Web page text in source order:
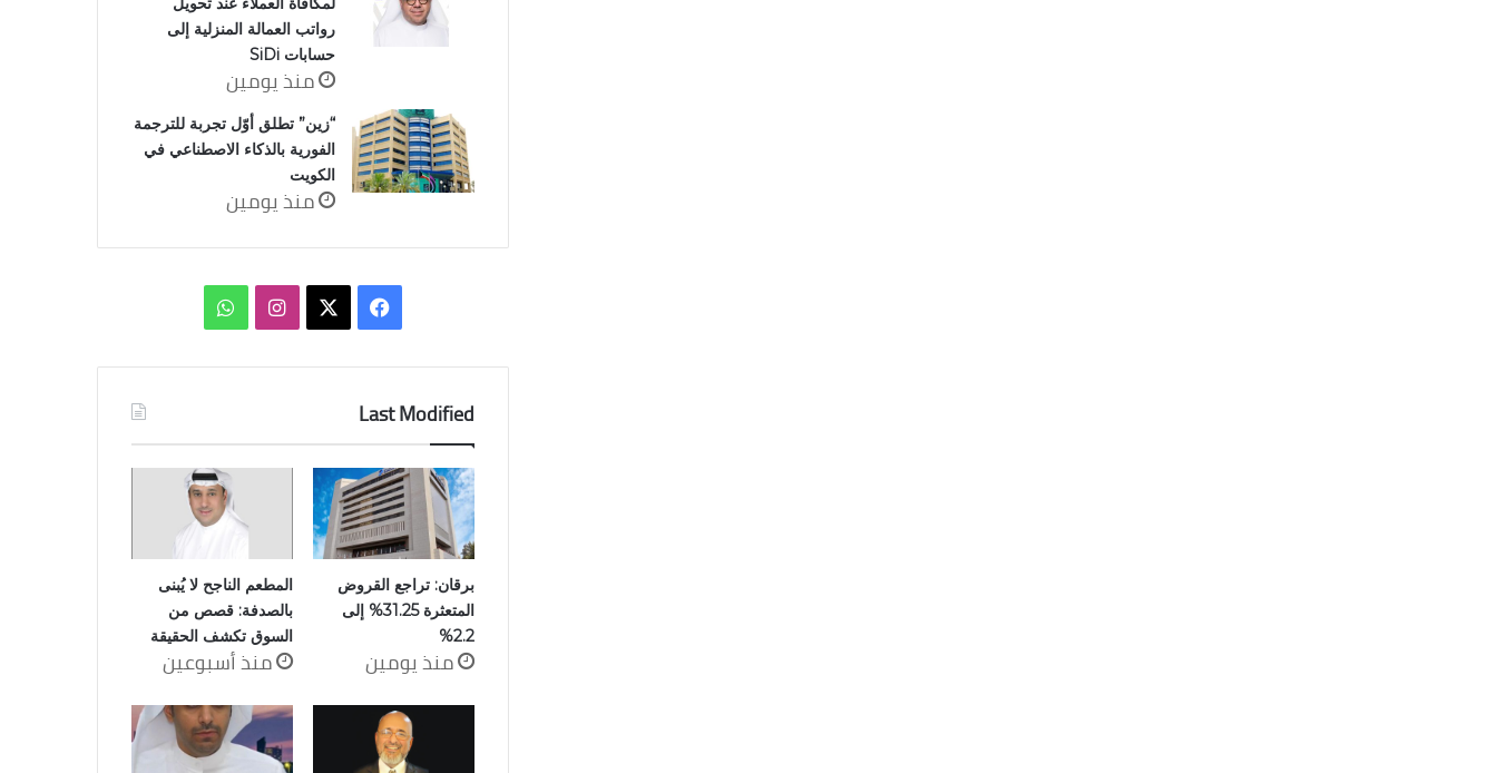
رواتب العمالة المنزلية إلى
حسابات SiDi
منذ يومين
“زين” تطلق أوّل تجربة للترجمة
الفورية بالذكاء الاصطناعي في
الكويت
منذ يومين
فيسبوك انستقرامواتساب
Last Modified
برقان: تراجع القروض
المتعثرة 31.25% إلى
2.2%
منذ يومين
المطعم الناجح لا يُبنى
بالصدفة: قصص من
السوق تكشف الحقيقة
منذ أسبوعين